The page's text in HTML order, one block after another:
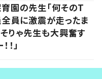
園の先生「何そのT
全員に激震が走ったま
りゃ先生も大興奮す
！」